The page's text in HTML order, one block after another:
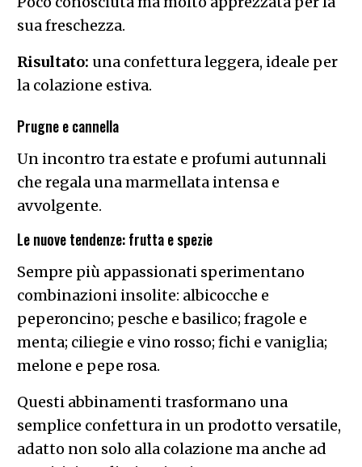
sua freschezza.
Risultato: una confettura leggera, ideale per
la colazione estiva.
Prugne e cannella
Un incontro tra estate e profumi autunnali
che regala una marmellata intensa e
avvolgente.
Le nuove tendenze: frutta e spezie
Sempre più appassionati sperimentano
combinazioni insolite: albicocche e
peperoncino; pesche e basilico; fragole e
menta; ciliegie e vino rosso; fichi e vaniglia;
melone e pepe rosa.
Questi abbinamenti trasformano una
semplice confettura in un prodotto versatile,
adatto non solo alla colazione ma anche ad